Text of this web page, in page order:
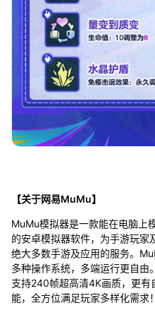
【关于网易MuMu】
MuMu模拟器是一款能在电脑上
的安卓模拟器软件，为手游玩家
绝大多数手游及应用的服务。
多种操作系统，多端运行更自由
支持240帧超高清4K画质，更
能，全方位满足玩家多样化需求！